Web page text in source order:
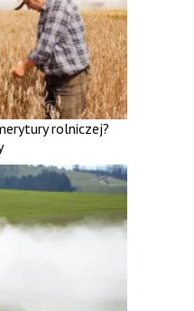
rolniczej?